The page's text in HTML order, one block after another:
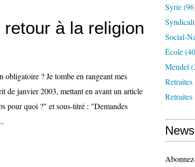
à la religion
? Je tombe en rangeant mes
de janvier 2003, mettant en avant un article
pour quoi ?" et sous-titré : "Demandes
Syrie
Social-
École
Mendel